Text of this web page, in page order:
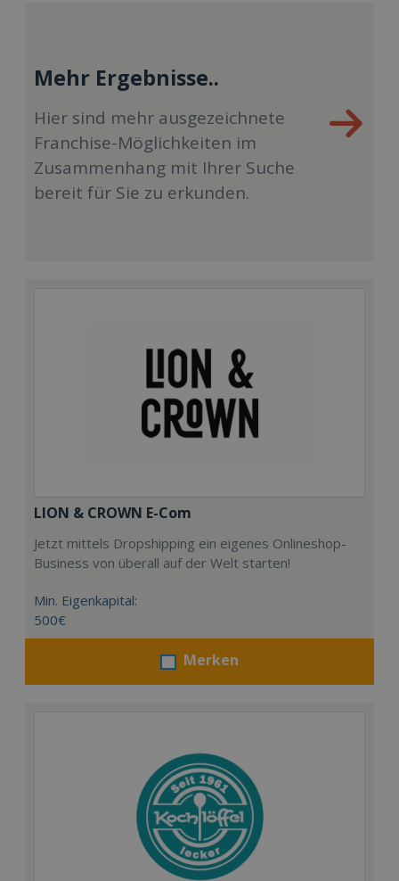
Mehr Ergebnisse..
Hier sind mehr ausgezeichnete
Franchise-Möglichkeiten im
Zusammenhang mit Ihrer Suche
bereit für Sie zu erkunden.
LION & CROWN E-Com
Jetzt mittels Dropshipping ein eigenes Onlineshop-
Business von überall auf der Welt starten!
Min. Eigenkapital:
500€
Merken